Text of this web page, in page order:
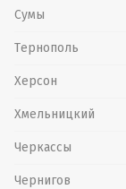
Сумы
Тернополь
Херсон
Хмельницкий
Черкассы
Чернигов